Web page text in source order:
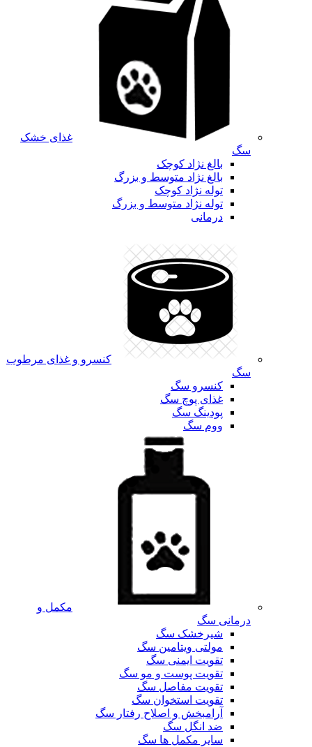
غذای خشک
سگ
بالغ نژاد کوچک
بالغ نژاد متوسط و بزرگ
توله نژاد کوچک
توله نژاد متوسط و بزرگ
درمانی
کنسرو و غذای مرطوب
سگ
کنسرو سگ
غذای پوچ سگ
پودینگ سگ
ووم سگ
مکمل و
درمانی سگ
شیرخشک سگ
مولتی ویتامین سگ
تقویت ایمنی سگ
تقویت پوست و مو سگ
تقویت مفاصل سگ
تقویت استخوان سگ
آرامبخش و اصلاح رفتار سگ
ضد انگل سگ
سایر مکمل ها سگ